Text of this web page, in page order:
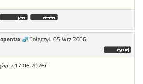
Dołączył: 05 Wrz 2006
z 17.06.2026r.